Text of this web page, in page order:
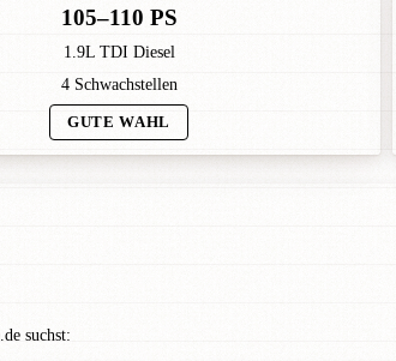
105–110 PS
1.9L TDI Diesel
4 Schwachstellen
GUTE WAHL
suchst: